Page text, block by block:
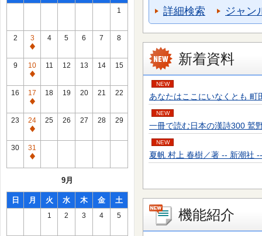
1
2
3
通
常
休
館
日
4 5 6 7 8
9
10
通
常
休
館
日
11 12 13 14 15
16
17
通
常
休
館
日
18 19 20 21 22
23
24
通
常
休
館
25 26 27 28 29
30
31
通
館
日
9月
日 月 火 水 木 金 土
1 2 3 4 5
詳細検索 ジャン
新着資料
NEW
あなたはここにいなくとも
NEW
一冊で読む日本の漢詩300 鷲
NEW
夏帆 村上 春樹／著 -- 新潮社
機能紹介